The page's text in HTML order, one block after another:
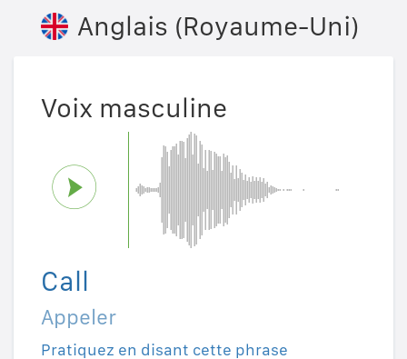
Anglais (Royaume-Uni)
Voix masculine
Call
Appeler
Pratiquez en disant cette phrase